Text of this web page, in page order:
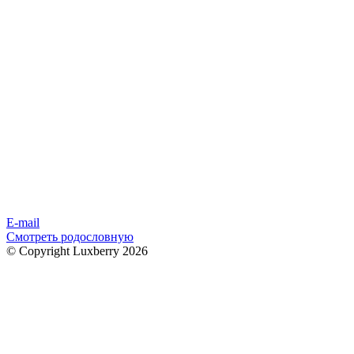
E-mail
Смотреть родословную
© Copyright Luxberry 2026